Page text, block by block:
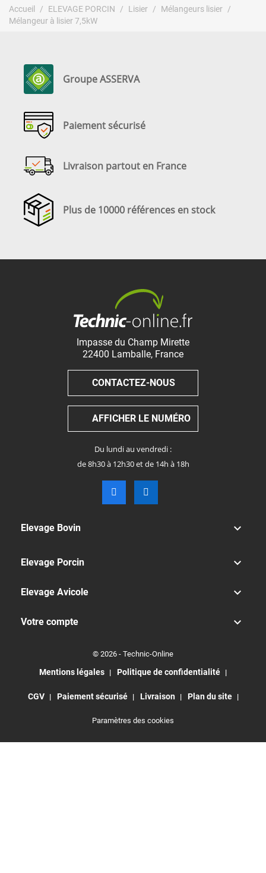
Accueil ELEVAGE PORCIN Lisier
Mélangeurs lisier
Mélangeur à lisier 7,5kW
Groupe ASSERVA
Paiement sécurisé
Livraison partout en France
Plus de 10000 références en stock
Impasse du Champ Mirette
22400 Lamballe, France
CONTACTEZ-NOUS
AFFICHER LE NUMÉRO
Du lundi au vendredi :
de 8h30 à 12h30 et de 14h à 18h
Elevage Bovin 
Elevage Porcin 
Elevage Avicole 
Votre compte 
© 2026 - Technic-Online
Mentions légales Politique de confidentialité
CGV Paiement sécurisé Livraison Plan du site
Paramètres des cookies